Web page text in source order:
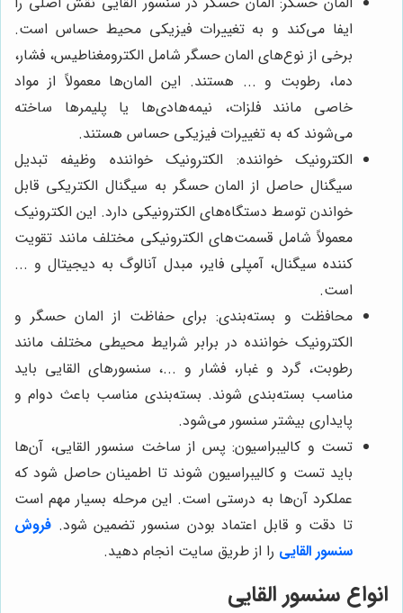
ایفا می‌کند و به تغییرات فیزیکی محیط حساس است.
برخی از نوع‌های المان حسگر شامل الکترومغناطیس، فشار،
دما، رطوبت و ... هستند. این المان‌ها معمولاً از مواد
خاصی مانند فلزات، نیمه‌هادی‌ها یا پلیمرها ساخته
می‌شوند که به تغییرات فیزیکی حساس هستند.
الکترونیک خواننده: الکترونیک خواننده وظیفه تبدیل
سیگنال حاصل از المان حسگر به سیگنال الکتریکی قابل
خواندن توسط دستگاه‌های الکترونیکی دارد. این الکترونیک
معمولاً شامل قسمت‌های الکترونیکی مختلف مانند تقویت
کننده سیگنال، آمپلی فایر، مبدل آنالوگ به دیجیتال و ...
است.
محافظت و بسته‌بندی: برای حفاظت از المان حسگر و
الکترونیک خواننده در برابر شرایط محیطی مختلف مانند
رطوبت، گرد و غبار، فشار و ...، سنسورهای القایی باید
مناسب بسته‌بندی شوند. بسته‌بندی مناسب باعث دوام و
پایداری بیشتر سنسور می‌شود.
تست و کالیبراسیون: پس از ساخت سنسور القایی، آن‌ها
باید تست و کالیبراسیون شوند تا اطمینان حاصل شود که
عملکرد آن‌ها به درستی است. این مرحله بسیار مهم است
تا دقت و قابل اعتماد بودن سنسور تضمین شود. فروش
سنسور القایی را از طریق سایت انجام دهید.
انواع سنسور القایی